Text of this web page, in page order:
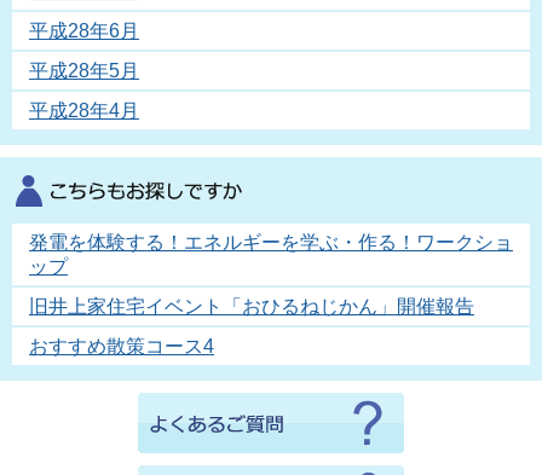
平成28年6月
平成28年5月
平成28年4月
発電を体験する！エネルギーを学ぶ・作る！ワークショ
ップ
旧井上家住宅イベント「おひるねじかん」開催報告
おすすめ散策コース4